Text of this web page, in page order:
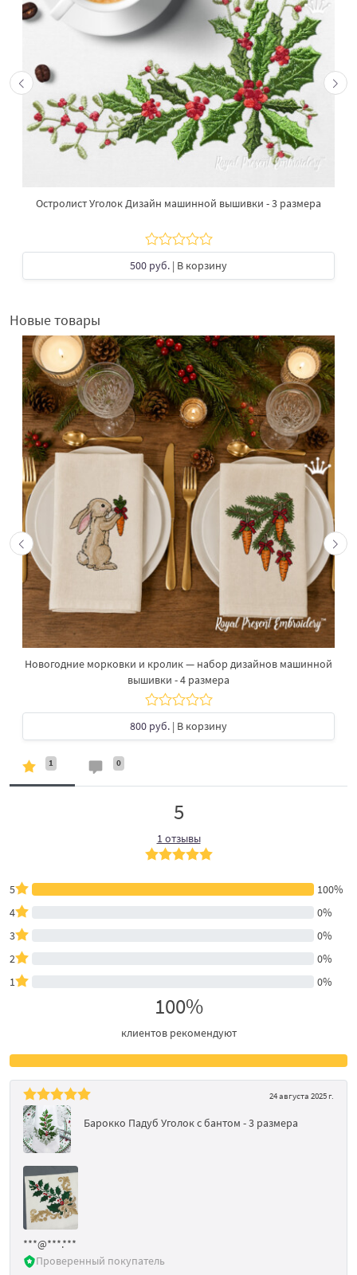
Остролист Уголок Дизайн машинной вышивки - 3 размера
500 руб. | В корзину
Новые товары
Новогодние морковки и кролик — набор дизайнов машинной
вышивки - 4 размера
800 руб. | В корзину
1 0
5
1 отзывы
5
100%
4
0%
3
0%
2
0%
1
0%
100%
клиентов рекомендуют
24 августа 2025 г.
Барокко Падуб Уголок с бантом - 3 размера
***@***.***
Проверенный покупатель